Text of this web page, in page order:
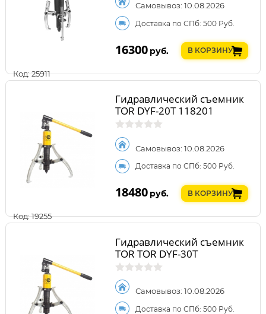
Код: 25911
Самовывоз: 10.08.2026
Доставка по СПб: 500 Руб.
16300 руб. В КОРЗИНУ
Код: 19255
Гидравлический съемник
TOR DYF-20T 118201
Самовывоз: 10.08.2026
Доставка по СПб: 500 Руб.
18480 руб. В КОРЗИНУ
Гидравлический съемник
TOR TOR DYF-30T
Самовывоз: 10.08.2026
Доставка по СПб: 500 Руб.